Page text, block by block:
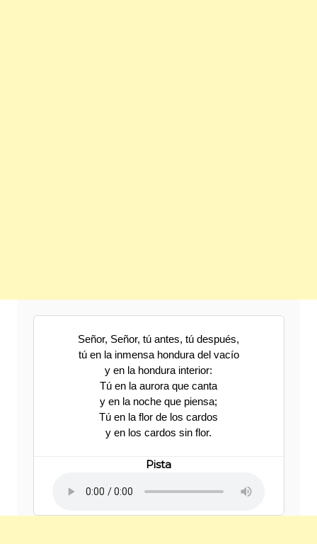
Señor, Señor, tú antes, tú después,
tú en la inmensa hondura del vacío
y en la hondura interior:
Tú en la aurora que canta
y en la noche que piensa;
Tú en la flor de los cardos
y en los cardos sin flor.
Pista